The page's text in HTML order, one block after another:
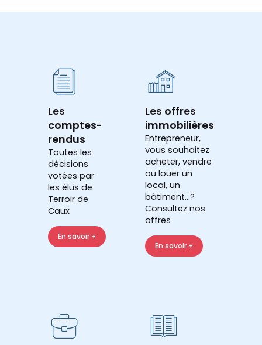
Les
comptes-
rendus
Toutes les
décisions
votées par
les élus de
Terroir de
Caux
En savoir +
Les offres
immobilières
Entrepreneur,
vous souhaitez
acheter, vendre
ou louer un
local, un
bâtiment...?
Consultez nos
offres
En savoir +